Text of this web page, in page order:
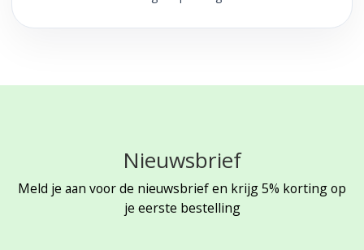
Nieuwsbrief
Meld je aan voor de nieuwsbrief en krijg 5% korting op
je eerste bestelling